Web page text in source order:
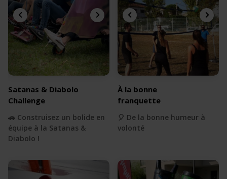
Satanas & Diabolo
Challenge
🚗 Construisez un bolide en
équipe à la Satanas &
Diabolo !
À la bonne
franquette
🎈 De la bonne humeur à
volonté